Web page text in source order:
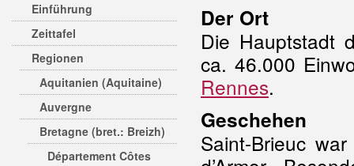
Einführung
Zeittafel
Regionen
Aquitanien (Aquitaine)
Auvergne
Bretagne (bret.: Breizh)
Département Côtes
Der Ort
Die Hauptstadt
ca. 46.000
Rennes.
Geschehen
Saint-Brieuc